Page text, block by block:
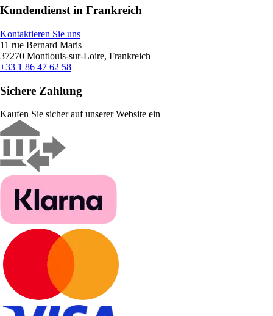
Kundendienst in Frankreich
Kontaktieren Sie uns
11 rue Bernard Maris
37270 Montlouis-sur-Loire, Frankreich
+33 1 86 47 62 58
Sichere Zahlung
Kaufen Sie sicher auf unserer Website ein